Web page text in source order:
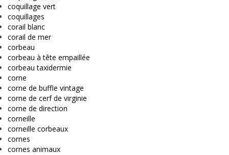
coquillage vert
coquillages
corail blanc
corail de mer
corbeau
corbeau à tête empaillée
corbeau taxidermie
corne
corne de buffle vintage
corne de cerf de virginie
corne de direction
corneille
corneille corbeaux
cornes
cornes animaux